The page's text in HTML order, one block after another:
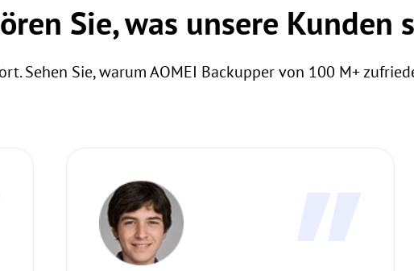
Sie, was unsere Kunden
Sehen Sie, warum AOMEI Backupper von 100 M+